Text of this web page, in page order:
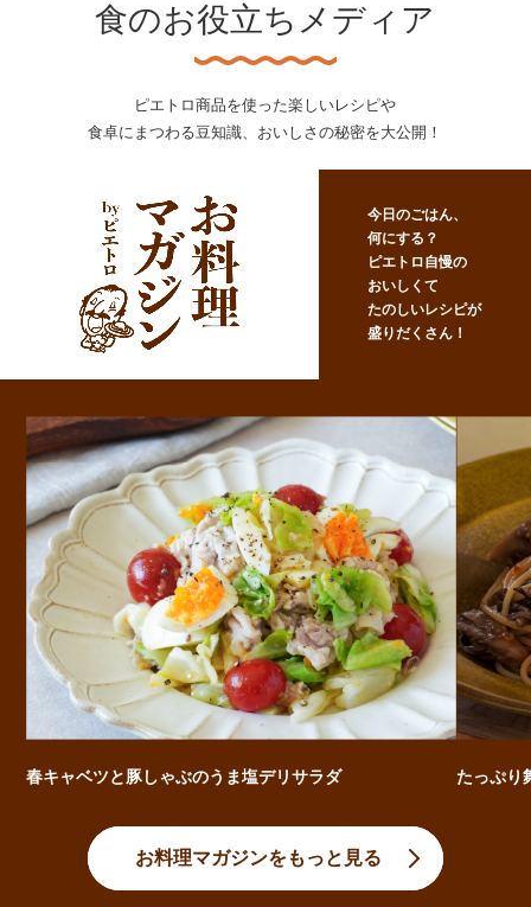
食のお役立ちメディア
ピエトロ商品を使った楽しいレシピや
食卓にまつわる豆知識、おいしさの秘密を大公開！
今日のごはん、
何にする？
ピエトロ自慢の
おいしくて
たのしいレシピが
盛りだくさん！
春キャベツと豚しゃぶのうま塩デリサラダ たっぷり
お料理マガジンをもっと見る